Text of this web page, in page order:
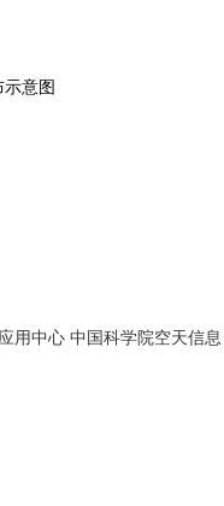
意图
用中心 中国科学院空天信息